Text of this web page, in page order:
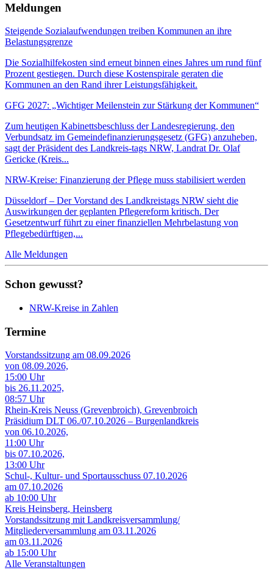
Meldungen
Steigende Sozialaufwendungen treiben Kommunen an ihre
Belastungsgrenze
Die Sozialhilfekosten sind erneut binnen eines Jahres um rund fünf
Prozent gestiegen. Durch diese Kostenspirale geraten die
Kommunen an den Rand ihrer Leistungsfähigkeit.
GFG 2027: „Wichtiger Meilenstein zur Stärkung der Kommunen“
Zum heutigen Kabinettsbeschluss der Landesregierung, den
Verbundsatz im Gemeindefinanzierungsgesetz (GFG) anzuheben,
sagt der Präsident des Landkreis-tags NRW, Landrat Dr. Olaf
Gericke (Kreis...
NRW-Kreise: Finanzierung der Pflege muss stabilisiert werden
Düsseldorf – Der Vorstand des Landkreistags NRW sieht die
Auswirkungen der geplanten Pflegereform kritisch. Der
Gesetzentwurf führt zu einer finanziellen Mehrbelastung von
Pflegebedürftigen,...
Alle Meldungen
Schon gewusst?
NRW-Kreise in Zahlen
Termine
Vorstandssitzung am 08.09.2026
von 08.09.2026,
15:00 Uhr
bis 26.11.2025,
08:57 Uhr
Rhein-Kreis Neuss (Grevenbroich), Grevenbroich
Präsidium DLT 06./07.10.2026 – Burgenlandkreis
von 06.10.2026,
11:00 Uhr
bis 07.10.2026,
13:00 Uhr
Schul-, Kultur- und Sportausschuss 07.10.2026
am 07.10.2026
ab 10:00 Uhr
Kreis Heinsberg, Heinsberg
Vorstandssitzung mit Landkreisversammlung/
Mitgliederversammlung am 03.11.2026
am 03.11.2026
ab 15:00 Uhr
Alle Veranstaltungen